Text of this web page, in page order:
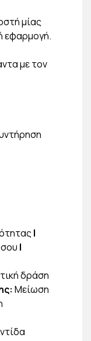
μίας
εφαρμογή.
με τον
|
|
δράση
Μείωση